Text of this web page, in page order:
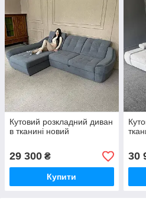
Кутовий розкладний диван
в тканині новий
29 300 ₴
Купити
30